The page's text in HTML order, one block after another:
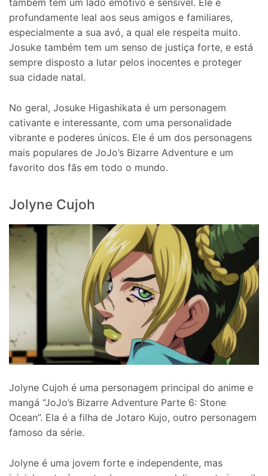
também tem um lado emotivo e sensível. Ele é
profundamente leal aos seus amigos e familiares,
especialmente a sua avó, a qual ele respeita muito.
Josuke também tem um senso de justiça forte, e está
sempre disposto a lutar pelos inocentes e proteger
sua cidade natal.
No geral, Josuke Higashikata é um personagem
cativante e interessante, com uma personalidade
vibrante e poderes únicos. Ele é um dos personagens
mais populares de JoJo’s Bizarre Adventure e um
favorito dos fãs em todo o mundo.
Jolyne Cujoh
Jolyne Cujoh é uma personagem principal do anime e
mangá “JoJo’s Bizarre Adventure Parte 6: Stone
Ocean”. Ela é a filha de Jotaro Kujo, outro personagem
famoso da série.
Jolyne é uma jovem forte e independente, mas